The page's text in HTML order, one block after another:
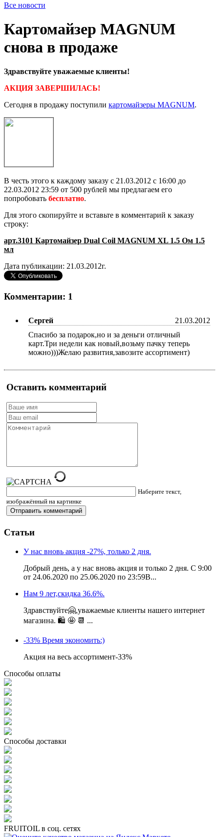
Все новости
Картомайзер MAGNUM
снова в продаже
Здравствуйте уважаемые клиенты!
АКЦИЯ ЗАВЕРШИЛАСЬ!
Сегодня в продажу поступили картомайзеры MAGNUM.
В честь этого к каждому заказу с 21.03.2012 с 16:00 до
22.03.2012 23:59 от 500 рублей мы предлагаем его
попробовать бесплатно.
Для этого скопируйте и вставьте в комментарий к заказу
строку:
арт.3101 Картомайзер Dual Coil MAGNUM XL 1.5 Ом 1.5
мл
Дата публикации: 21.03.2012г.
Комментарии: 1
Сергей
21.03.2012
Спасибо за подарок,но и за деньги отличный
карт.Три недели как новый,возьму пачку теперь
можно)))Желаю развития,завозите ассортимент)
Оставить комментарий
Наберите текст,
изображённый на картинке
Статьи
У нас вновь акция -27%, только 2 дня.
Добрый день, а у нас вновь акция и только 2 дня. С 9:00
от 24.06.2020 по 25.06.2020 по 23:59В...
Нам 9 лет,скидка 36.6%.
Здравствуйте🤗,уважаемые клиенты нашего интернет
магазина. 🛍 🤩 📆 ...
-33% Время экономить:)
Акция на весь ассортимент-33%
Способы оплаты
Способы доставки
FRUITOIL в соц. сетях